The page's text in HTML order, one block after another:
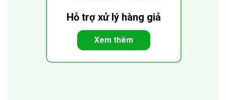
Xem thêm
Hỗ trợ xử lý hàng giả